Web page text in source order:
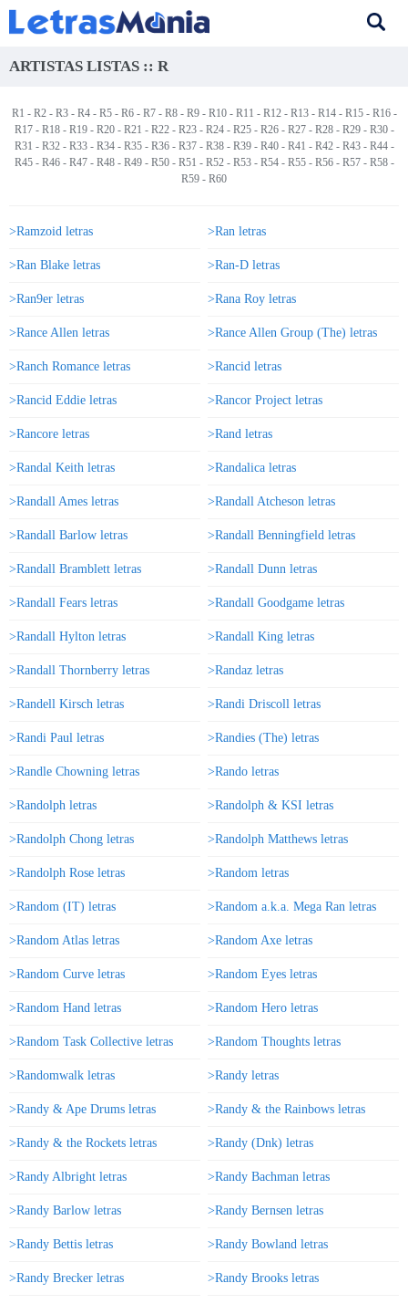
ARTISTAS LISTAS :: R
R1 - R2- R3- R4- R5- R6- R7- R8 - R9- R10- R11 - R12- R13- R14- R15- R16-
R17- R18- R19- R20- R21 - R22- R23- R24- R25- R26- R27- R28- R29- R30-
R31 - R32- R33- R34- R35- R36- R37- R38- R39- R40- R41 - R42- R43- R44-
R45- R46- R47- R48- R49- R50- R51 - R52- R53- R54- R55- R56- R57- R58-
R59 - R60
>Ramzoid letras >Ran letras
>Ran Blake letras >Ran-D letras
>Ran9er letras >Rana Roy letras
>Rance Allen letras >Rance Allen Group (The) letras
>Ranch Romance letras >Rancid letras
>Rancid Eddie letras >Rancor Project letras
>Rancore letras >Rand letras
>Randal Keith letras >Randalica letras
>Randall Ames letras >Randall Atcheson letras
>Randall Barlow letras >Randall Benningfield letras
>Randall Bramblett letras >Randall Dunn letras
>Randall Fears letras >Randall Goodgame letras
>Randall Hylton letras >Randall King letras
>Randall Thornberry letras >Randaz letras
>Randell Kirsch letras >Randi Driscoll letras
>Randi Paul letras >Randies (The) letras
>Randle Chowning letras >Rando letras
>Randolph letras >Randolph & KSI letras
>Randolph Chong letras >Randolph Matthews letras
>Randolph Rose letras >Random letras
>Random (IT) letras >Random a.k.a. Mega Ran letras
>Random Atlas letras >Random Axe letras
>Random Curve letras >Random Eyes letras
>Random Hand letras >Random Hero letras
>Random Task Collective letras >Random Thoughts letras
>Randomwalk letras >Randy letras
>Randy & Ape Drums letras >Randy & the Rainbows letras
>Randy & the Rockets letras >Randy (Dnk) letras
>Randy Albright letras >Randy Bachman letras
>Randy Barlow letras >Randy Bernsen letras
>Randy Bettis letras >Randy Bowland letras
>Randy Brecker letras >Randy Brooks letras